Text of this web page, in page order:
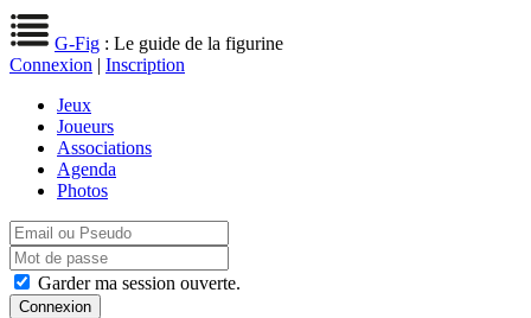
G-Fig : Le guide de la figurine
Connexion | Inscription
Jeux
Joueurs
Associations
Agenda
Photos
Garder ma session ouverte.